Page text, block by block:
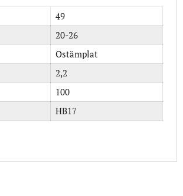
49
20-26
Ostämplat
2,2
100
HB17